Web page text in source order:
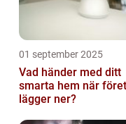
01 september 2025
Vad händer med ditt
smarta hem när
lägger ner?